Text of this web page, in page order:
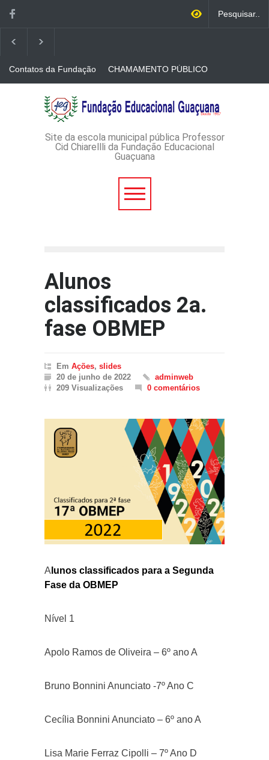
Contatos da Fundação
CHAMAMENTO PÚBLICO
CREDENCIAMENTO DE
IMPRESSOS
AVISO DE DISPENSA DE
LICITAÇÃO - DISPENSA DE
LICITAÇÃO Nº 53/2026-
ADMINISTRATIVO Nº
Site da escola municipal pública Professor
Cid Chiarellli da Fundação Educacional
Guaçuana
Alunos
classificados 2a.
fase OBMEP
Em Ações, slides
20 de junho de 2022
adminweb
209 Visualizações
0 comentários
A lunos classificados para a Segunda
Fase da OBMEP
Nível 1
Apolo Ramos de Oliveira – 6º ano A
Bruno Bonnini Anunciato -7º Ano C
Cecília Bonnini Anunciato – 6º ano A
Lisa Marie Ferraz Cipolli – 7º Ano D